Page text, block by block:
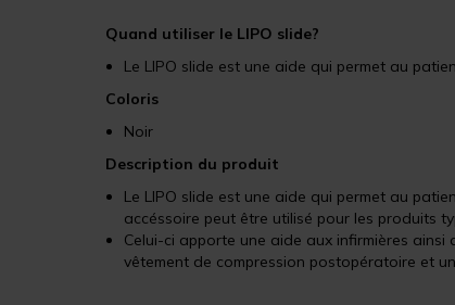
Quand utiliser le LIPO slide?
Le LIPO slide est une aide qui permet au
Coloris
Noir
Description du produit
Le LIPO slide est une aide qui permet au
accéssoire peut être utilisé pour les produits
Celui-ci apporte une aide aux infirmières
vêtement de compression postopératoire et